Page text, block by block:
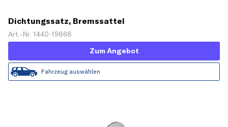
Dichtungssatz, Bremssattel
Art.-Nr. 1440-19868
Zum Angebot
Fahrzeug auswählen